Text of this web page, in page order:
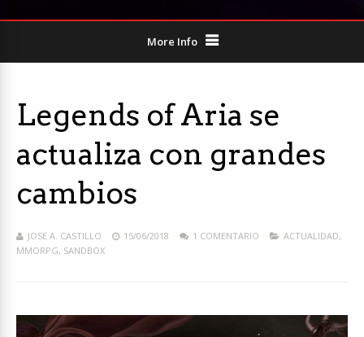
More Info
Legends of Aria se
actualiza con grandes
cambios
JOSE A. CASTILLO 15/06/2018 1 COMENTARIO ACTUALIDAD,
MMORPG, SANDBOX